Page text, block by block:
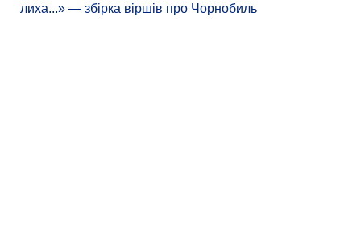
лиха...» — збірка віршів про Чорнобиль